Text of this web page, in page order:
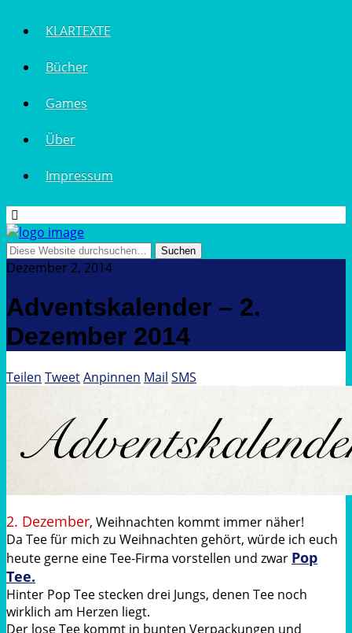
KLARTEXTE
Bücher
Games
Über
Impressum
Dezember 2, 2014
Adventskalender – 2.
Dezember 2014
Teilen TweetAnpinnen Mail SMS
2. Dezember, Weihnachten kommt immer näher!
Da Tee für mich zu Weihnachten gehört, würde ich euch
heute gerne eine Tee-Firma vorstellen und zwar Pop
Tee.
Hinter Pop Tee stecken drei Jungs, denen Tee noch
wirklich am Herzen liegt.
Der lose Tee kommt in bunten Verpackungen und